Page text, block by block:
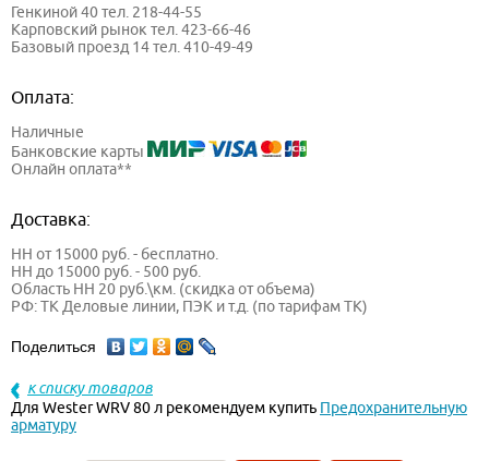
Генкиной 40 тел. 218-44-55
Карповский рынок тел. 423-66-46
Базовый проезд 14 тел. 410-49-49
Оплата:
Наличные
Банковские карты
Онлайн оплата**
Доставка:
НН от 15000 руб. - бесплатно.
НН до 15000 руб. - 500 руб.
Область НН 20 руб.\км. (скидка от объема)
РФ: ТК Деловые линии, ПЭК и т.д. (по тарифам ТК)
Поделиться
к списку товаров
Для Wester WRV 80 л рекомендуем купить Предохранительную
арматуру